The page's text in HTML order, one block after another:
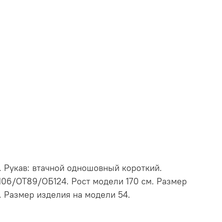
втачной одношовный короткий.
ОТ89/ОБ124. Рост модели 170 см. Размер
изделия на модели 54.